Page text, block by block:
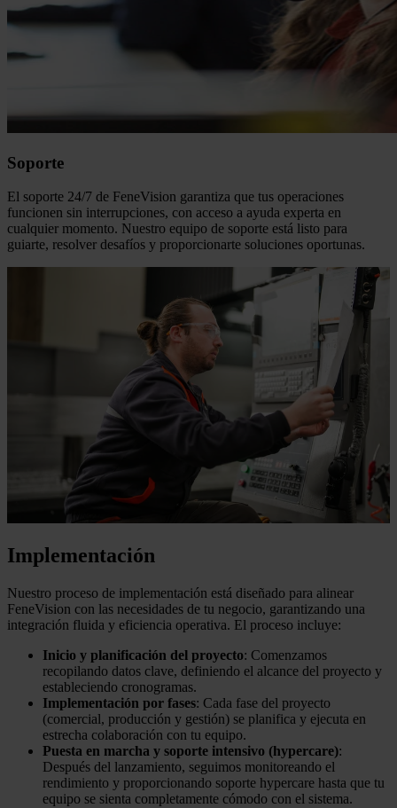
Soporte
El soporte 24/7 de FeneVision garantiza que tus operaciones
funcionen sin interrupciones, con acceso a ayuda experta en
cualquier momento. Nuestro equipo de soporte está listo para
guiarte, resolver desafíos y proporcionarte soluciones oportunas.
Implementación
Nuestro proceso de implementación está diseñado para alinear
FeneVision con las necesidades de tu negocio, garantizando una
integración fluida y eficiencia operativa. El proceso incluye:
Inicio y planificación del proyecto: Comenzamos
recopilando datos clave, definiendo el alcance del proyecto y
estableciendo cronogramas.
Implementación por fases: Cada fase del proyecto
(comercial, producción y gestión) se planifica y ejecuta en
estrecha colaboración con tu equipo.
Puesta en marcha y soporte intensivo (hypercare):
Después del lanzamiento, seguimos monitoreando el
rendimiento y proporcionando soporte hypercare hasta que tu
equipo se sienta completamente cómodo con el sistema.